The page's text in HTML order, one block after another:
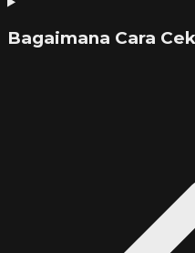
Bagaimana Cara